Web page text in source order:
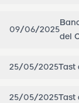
09/06/2025
del
25/05/2025Tast
25/05/2025Tast